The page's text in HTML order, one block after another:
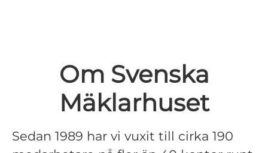
Om Svenska
Mäklarhuset
Sedan 1989 har vi vuxit till cirka 190